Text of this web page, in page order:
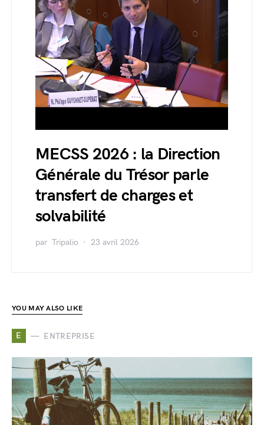
MECSS 2026 : la Direction
Générale du Trésor parle
transfert de charges et
solvabilité
par Tripalio 23 avril 2026
YOU MAY ALSO LIKE
E ENTREPRISE